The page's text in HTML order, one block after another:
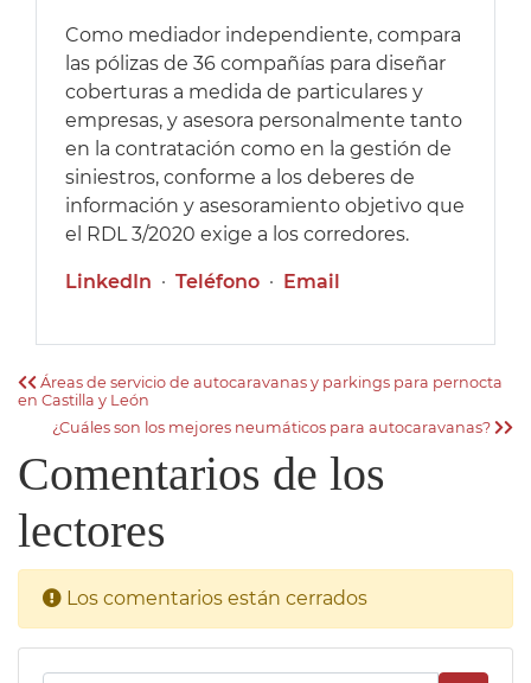
Como mediador independiente, compara
las pólizas de 36 compañías para diseñar
coberturas a medida de particulares y
empresas, y asesora personalmente tanto
en la contratación como en la gestión de
siniestros, conforme a los deberes de
información y asesoramiento objetivo que
el RDL 3/2020 exige a los corredores.
LinkedIn · Teléfono · Email
Áreas de servicio de autocaravanas y parkings para pernocta
en Castilla y León
¿Cuáles son los mejores neumáticos para autocaravanas?
Comentarios de los
lectores
Los comentarios están cerrados